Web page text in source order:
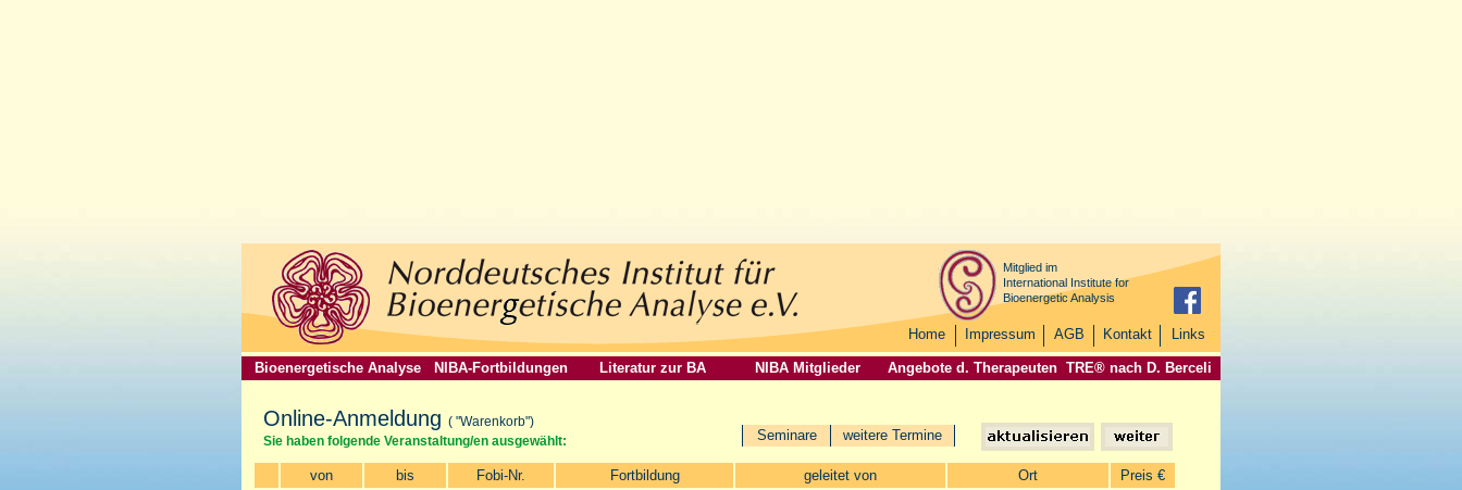
Mitglied im
International Institute for
Bioenergetic Analysis
Home Impressum AGB Kontakt Links
Bioenergetische Analyse NIBA-Fortbildungen Literatur zur BA NIBA Mitglieder Angebote d. Therapeuten TRE® nach D. Berceli
Online-Anmeldung ( "Warenkorb")
von bis Fobi-Nr. Fortbildung geleitet von Ort
Preis €
weitere Termine
Seminare
Sie haben folgende Veranstaltung/en ausgewählt: